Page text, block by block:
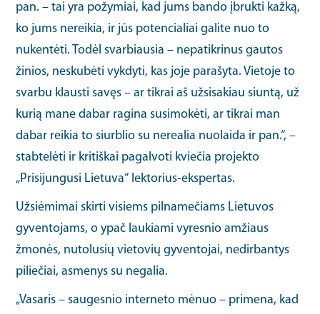
pan. – tai yra požymiai, kad jums bando įbrukti kažką,
ko jums nereikia, ir jūs potencialiai galite nuo to
nukentėti. Todėl svarbiausia – nepatikrinus gautos
žinios, neskubėti vykdyti, kas joje parašyta. Vietoje to
svarbu klausti savęs – ar tikrai aš užsisakiau siuntą, už
kurią mane dabar ragina susimokėti, ar tikrai man
dabar reikia to siurblio su nerealia nuolaida ir pan.“, –
stabtelėti ir kritiškai pagalvoti kviečia projekto
„Prisijungusi Lietuva“ lektorius-ekspertas.
Užsiėmimai skirti visiems pilnamečiams Lietuvos
gyventojams, o ypač laukiami vyresnio amžiaus
žmonės, nutolusių vietovių gyventojai, nedirbantys
piliečiai, asmenys su negalia.
„Vasaris – saugesnio interneto mėnuo – primena, kad